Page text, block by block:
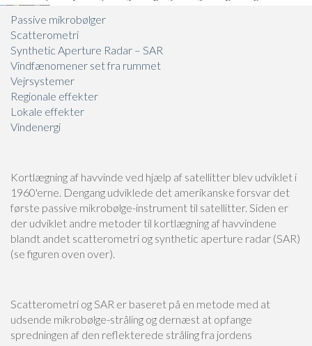
Passive mikrobølger
Scatterometri
Synthetic Aperture Radar – SAR
Vindfænomener set fra rummet
Vejrsystemer
Regionale effekter
Lokale effekter
Vindenergi
Kortlægning af havvinde ved hjælp af satellitter blev udviklet i
1960'erne. Dengang udviklede det amerikanske forsvar det
første passive mikrobølge-instrument til satellitter. Siden er
der udviklet andre metoder til kortlægning af havvindene
blandt andet scatterometri og synthetic aperture radar (SAR)
(se figuren oven over).
Scatterometri og SAR er baseret på en metode med at
udsende mikrobølge-stråling og dernæst at opfange
spredningen af den reflekterede stråling fra jordens